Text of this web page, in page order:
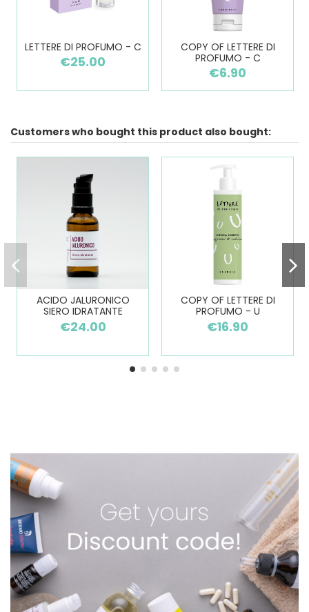
LETTERE DI PROFUMO - C
€25.00
COPY OF LETTERE DI
PROFUMO - C
€6.90
Customers who bought this product also bought:
ACIDO JALURONICO
SIERO IDRATANTE
€24.00
COPY OF LETTERE DI
PROFUMO - U
€16.90